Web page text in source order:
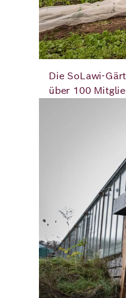
Die SoLawi-
über 100